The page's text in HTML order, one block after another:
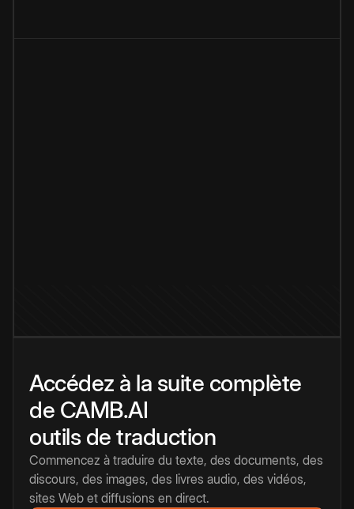
Accédez à la suite complète
de CAMB.AI
outils de traduction
Commencez à traduire du texte, des documents, des
discours, des images, des livres audio, des vidéos,
sites Web et diffusions en direct.